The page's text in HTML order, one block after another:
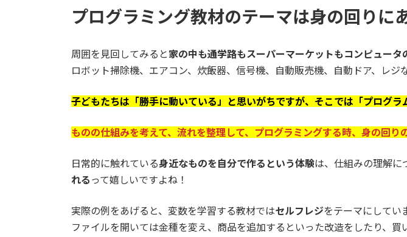
プログラミング教材のテーマは身の回りに
周囲を見回してみると 家の中も通学路もスーパーマーケットもコンピュータ
ロボット掃除機、エアコン、炊飯器、信号機、自動販売機、自動ドア、レジ
子どもたちは「勝手に動いている」と思いがちですが、そこでは「プログ
ものの仕組みを考えて、流れを整理して、プログラミングする時、身の回り
日常的に触れている身近なものを自分で作るという体験は、仕組みの理解に
れる って嬉しいですよね！
実際の例をあげると、変数を学習する教材ではセルフレジをテーマにしてい
ファイルを開いては金種を変え、商品を追加するといった改造をしたり、